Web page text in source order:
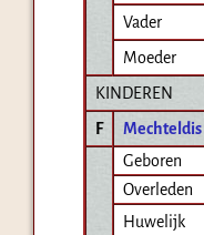
Vader
Moeder
KINDEREN
F
Geboren
Overleden
Huwelijk